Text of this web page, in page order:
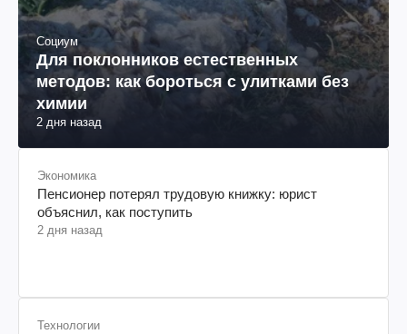
Социум
Для поклонников естественных
методов: как бороться с улитками без
химии
2 дня назад
Экономика
Пенсионер потерял трудовую книжку: юрист
объяснил, как поступить
2 дня назад
Технологии